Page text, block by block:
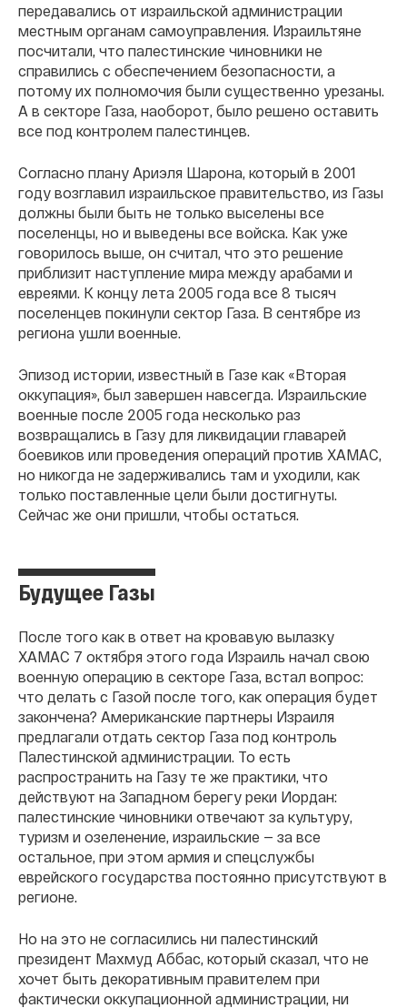
передавались от израильской администрации
местным органам самоуправления. Израильтяне
посчитали, что палестинские чиновники не
справились с обеспечением безопасности, а
потому их полномочия были существенно урезаны.
А в секторе Газа, наоборот, было решено оставить
все под контролем палестинцев.
Согласно плану Ариэля Шарона, который в 2001
году возглавил израильское правительство, из Газы
должны были быть не только выселены все
поселенцы, но и выведены все войска. Как уже
говорилось выше, он считал, что это решение
приблизит наступление мира между арабами и
евреями. К концу лета 2005 года все 8 тысяч
поселенцев покинули сектор Газа. В сентябре из
региона ушли военные.
Эпизод истории, известный в Газе как «Вторая
оккупация», был завершен навсегда. Израильские
военные после 2005 года несколько раз
возвращались в Газу для ликвидации главарей
боевиков или проведения операций против ХАМАС,
но никогда не задерживались там и уходили, как
только поставленные цели были достигнуты.
Сейчас же они пришли, чтобы остаться.
Будущее Газы
После того как в ответ на кровавую вылазку
ХАМАС 7 октября этого года Израиль начал свою
военную операцию в секторе Газа, встал вопрос:
что делать с Газой после того, как операция будет
закончена? Американские партнеры Израиля
предлагали отдать сектор Газа под контроль
Палестинской администрации. То есть
распространить на Газу те же практики, что
действуют на Западном берегу реки Иордан:
палестинские чиновники отвечают за культуру,
туризм и озеленение, израильские — за все
остальное, при этом армия и спецслужбы
еврейского государства постоянно присутствуют в
регионе.
Но на это не согласились ни палестинский
президент Махмуд Аббас, который сказал, что не
хочет быть декоративным правителем при
фактически оккупационной администрации, ни